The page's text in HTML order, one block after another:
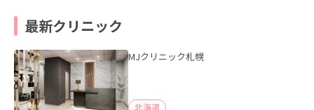
最新クリニック
MJクリニック札幌
北海道